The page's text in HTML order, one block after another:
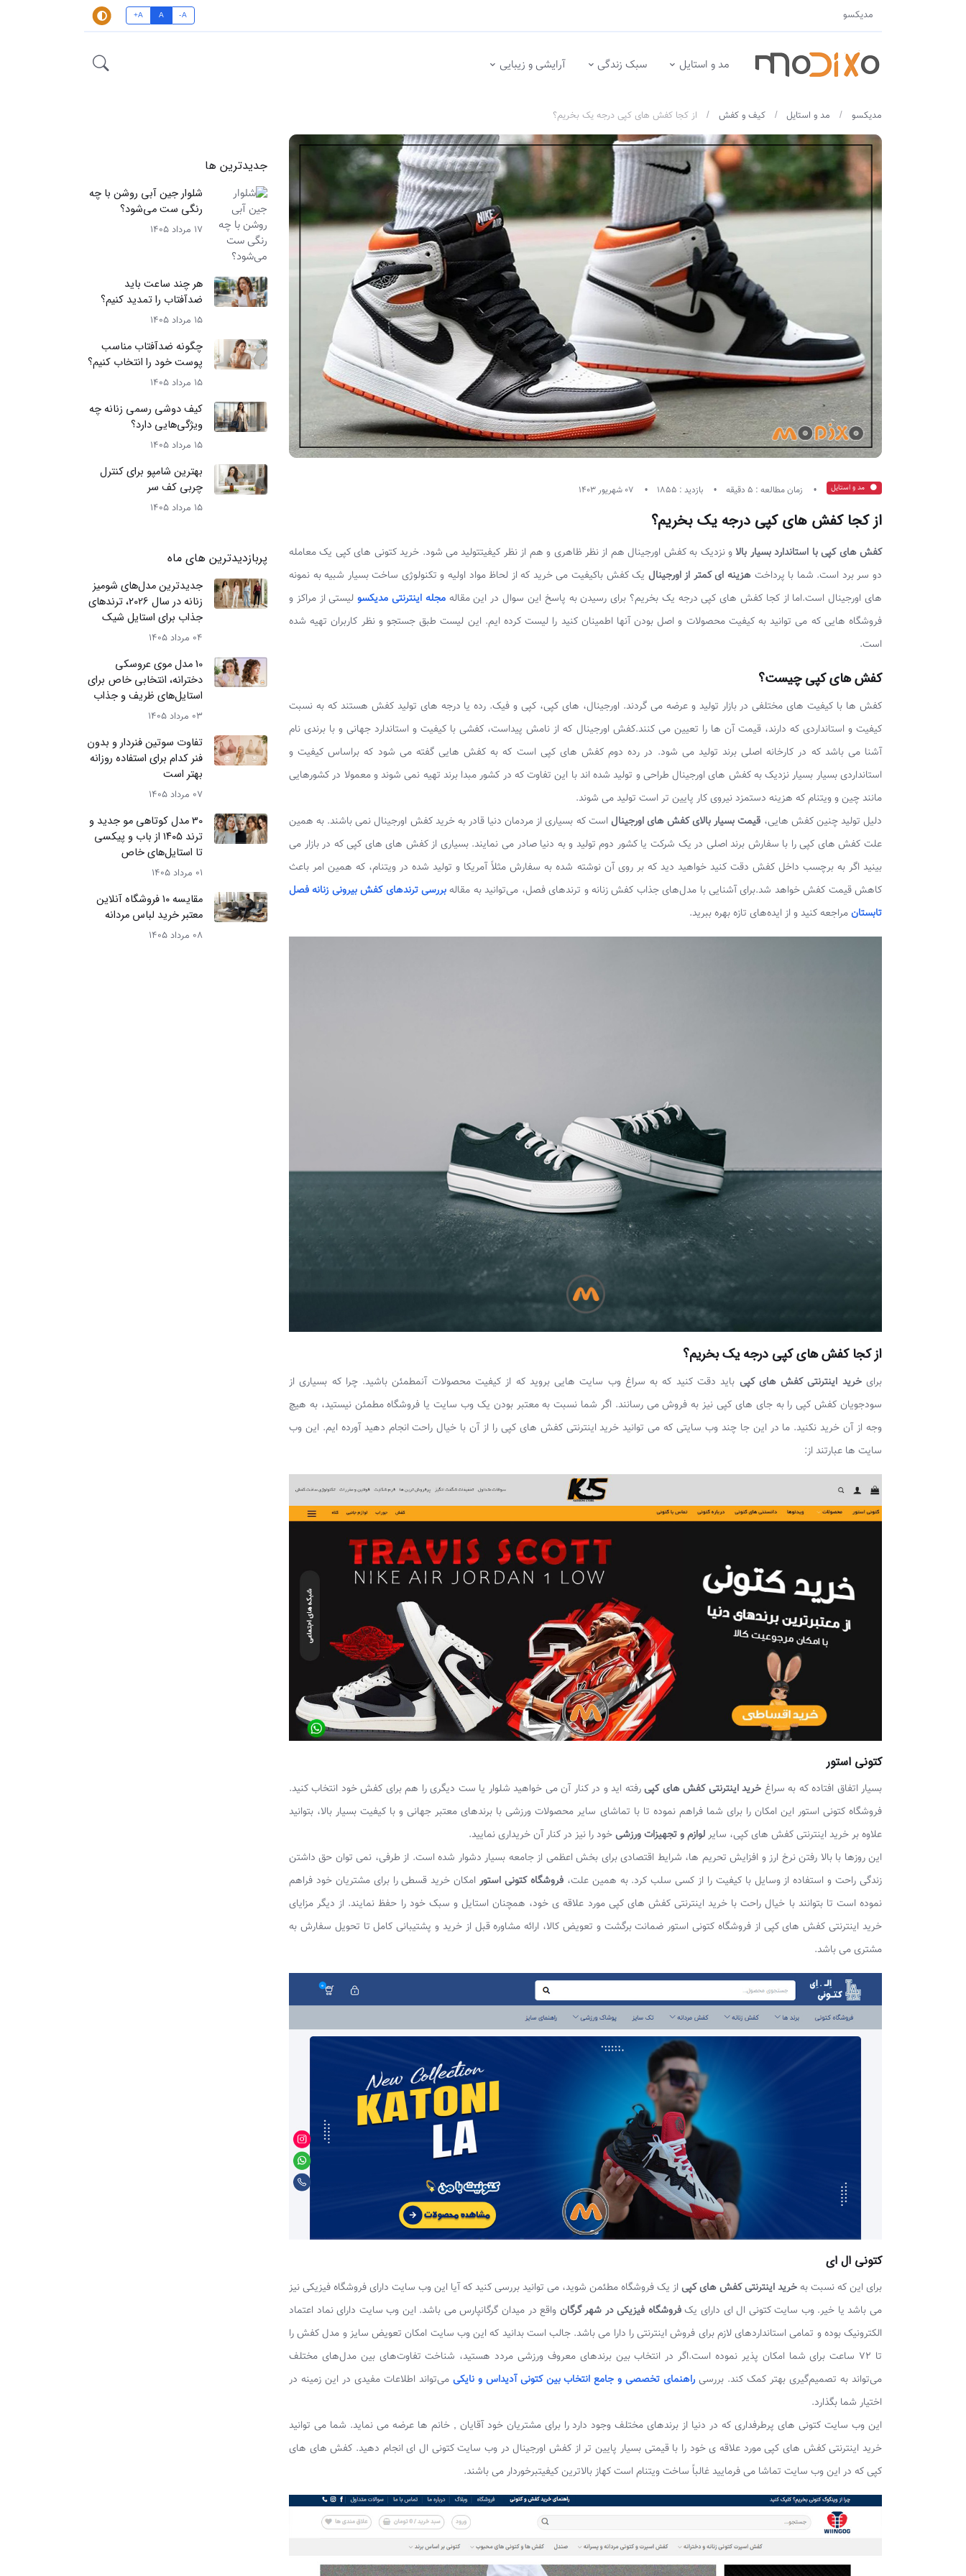
مدیکسو A-
A
A+
مد و استایل سبک زندگی آرایشی و زیبایی
مدیکسو مد و استایل کیف و کفش از کجا کفش های کپی درجه یک بخریم؟
مد و استایل زمان مطالعه : 5 دقیقه بازدید : 1855
از کجا کفش های کپی درجه یک بخریم؟
کفش های کپی با استاندارد بسیار بالا و نزدیک به کفش اورجینال هم از نظر ظاهری و هم از نظر کیفیتتولید می شود. خرید کتونی های کپی یک معامله
دو سر برد است. شما با پرداخت هزینه ای کمتر از اورجینال یک کفش باکیفیت می خرید که از لحاظ مواد اولیه و تکنولوژی ساخت بسیار شبیه به نمونه
های اورجینال است.اما از کجا کفش های کپی درجه یک بخریم؟ برای رسیدن به پاسخ این سوال در این مقالهمجله اینترنتی مدیکسولیستی از مراکز و
فروشگاه هایی که می توانید به کیفیت محصولات و اصل بودن آنها اطمینان کنید را لیست کرده ایم. این لیست طبق جستجو و نظر کاربران تهیه شده
است.
کفش های کپی چیست؟
کفش ها با کیفیت های مختلفی در بازار تولید و عرضه می گردند. اورجینال، های کپی، کپی و فیک. رده یا درجه های تولید کفش هستند که به نسبت
کیفیت و استانداردی که دارند، قیمت آن ها را تعیین می کنند.کفش اورجینال که از نامش پیداست، کفشی با کیفیت و استاندارد جهانی و با برندی نام
آشنا می باشد که در کارخانه اصلی برند تولید می شود. در رده دوم کفش های کپی است که به کفش هایی گفته می شود که براساس کیفیت و
استانداردی بسیار بسیار نزدیک به کفش های اورجینال طراحی و تولید شده اند با این تفاوت که در کشور مبدا برند تهیه نمی شوند و معمولا در کشورهایی
مانند چین و ویتنام که هزینه دستمزد نیروی کار پایین تر است تولید می شوند.
دلیل تولید چنین کفش هایی، قیمت بسیار بالای کفش های اورجینال است که بسیاری از مردمان دنیا قادر به خرید کفش اورجینال نمی باشند. به همین
علت کفش های کپی را با سفارش برند اصلی در یک شرکت یا کشور دوم تولید و به دنیا صادر می نمایند. بسیاری از کفش های های کپی که در بازار می
بینید اگر به برچسب داخل کفش دقت کنید خواهید دید که بر روی آن نوشته شده به سفارش مثلاً آمریکا و تولید شده در ویتنام، که همین امر باعث
کاهش قیمت کفش خواهد شد.برای آشنایی با مدل‌های جذاب کفش زنانه و ترندهای فصل، می‌توانید به مقالهبررسی ترندهای کفش بیرونی زنانه فصل
تابستانمراجعه کنید و از ایده‌های تازه بهره ببرید.
از کجا کفش های کپی درجه یک بخریم؟
برایخرید اینترنتی کفش های کپی باید دقت کنید که به سراغ وب سایت هایی بروید که از کیفیت محصولات آنمطمئن باشید. چرا که بسیاری از
سودجویان کفش کپی را به جای های کپی نیز به فروش می رسانند. اگر شما نسبت به معتبر بودن یک وب سایت یا فروشگاه مطمئن نیستید، به هیچ
وجه از آن خرید نکنید. ما در این جا چند وب سایتی که می توانید خرید اینترنتی کفش های کپی را از آن با خیال راحت انجام دهید آورده ایم. این وب
سایت ها عبارتند از:
کتونی استور
بسیار اتفاق افتاده که به سراغ خرید اینترنتی کفش های کپیرفته اید و در کنار آن می خواهید شلوار یا ست دیگری را هم برای کفش خود انتخاب کنید.
فروشگاه کتونی استور این امکان را برای شما فراهم نموده تا با تماشای سایر محصولات ورزشی با برندهای معتبر جهانی و با کیفیت بسیار بالا، بتوانید
علاوه بر خرید اینترنتی کفش های کپی، سایرلوازم و تجهیزات ورزشیخود را نیز در کنار آن خریداری نمایید.
این روزها با بالا رفتن نرخ ارز و افزایش تحریم ها، شرایط اقتصادی برای بخش اعظمی از جامعه بسیار دشوار شده است. از طرفی، نمی توان حق داشتن
زندگی راحت و استفاده از وسایل با کیفیت را از کسی سلب کرد. به همین علت،فروشگاه کتونی استورامکان خرید قسطی را برای مشتریان خود فراهم
نموده است تا بتوانند با خیال راحت با خرید اینترنتی کفش های کپی مورد علاقه ی خود، همچنان استایل و سبک خود را حفظ نمایند. از دیگر مزایای
خرید اینترنتی کفش های کپی از فروشگاه کتونی استور ضمانت برگشت و تعویض کالا، ارائه مشاوره قبل از خرید و پشتیبانی کامل تا تحویل سفارش به
مشتری می باشد.
کتونی ال ای
برای این که نسبت بهخرید اینترنتی کفش های کپی از یک فروشگاه مطئمن شوید، می توانید بررسی کنید که آیا این وب سایت دارای فروشگاه فیزیکی نیز
می باشد یا خیر. وب سایت کتونی ال ای دارای یکفروشگاه فیزیکی در شهر گرگان واقع در میدان گرگانپارس می باشد. این وب سایت دارای نماد اعتماد
الکترونیک بوده و تمامی استانداردهای لازم برای فروش اینترنتی را دارا می باشد. جالب است بدانید که این وب سایت امکان تعویض سایز و مدل کفش را
تا 72 ساعت برای شما امکان پذیر نموده است.اگر در انتخاب بین برندهای معروف ورزشی مردد هستید، شناخت تفاوت‌های بین مدل‌های مختلف
می‌تواند به تصمیم‌گیری بهتر کمک کند. بررسیراهنمای تخصصی و جامع انتخاب بین کتونی آدیداس و نایکی می‌تواند اطلاعات مفیدی در این زمینه در
اختیار شما بگذارد.
این وب سایت کتونی های پرطرفداری که در دنیا از برندهای مختلف وجود دارد را برای مشتریان خود آقایان , خانم ها عرضه می نماید. شما می توانید
خرید اینترنتی کفش های کپی مورد علاقه ی خود را با قیمتی بسیار پایین تر از کفش اورجینال در وب سایت کتونی ال ای انجام دهید. کفش های های
کپی که در این وب سایت تماشا می فرمایید غالباً ساخت ویتنام است کهاز بالاترین کیفیتبرخوردار می باشند.
جدیدترین ها
شلوار جین آبی روشن با چه
رنگی ست می‌شود؟
17 مرداد 1405
هر چند ساعت باید
ضدآفتاب را تمدید کنیم؟
15 مرداد 1405
چگونه ضدآفتاب مناسب
پوست خود را انتخاب کنیم؟
15 مرداد 1405
کیف دوشی رسمی زنانه چه
ویژگی‌هایی دارد؟
15 مرداد 1405
بهترین شامپو برای کنترل
چربی کف سر
15 مرداد 1405
پربازدیدترین های ماه
جدیدترین مدل‌های شومیز
زنانه در سال 2026، ترندهای
جذاب برای استایل شیک
04 مرداد 1405
10 مدل موی عروسکی
دخترانه، انتخابی خاص برای
استایل‌های ظریف و جذاب
03 مرداد 1405
تفاوت سوتین فنردار و بدون
فنر کدام برای استفاده روزانه
بهتر است
07 مرداد 1405
30 مدل کوتاهی مو جدید و
ترند ۱۴۰۵ از باب و پیکسی
تا استایل‌های خاص
01 مرداد 1405
مقایسه ۱۰ فروشگاه آنلاین
معتبر خرید لباس مردانه
08 مرداد 1405